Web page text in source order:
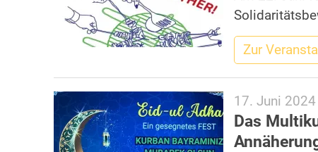
Zur
17. Juni 2024
Das